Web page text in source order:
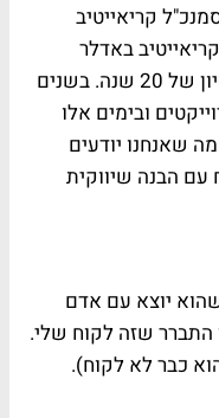
קריאייטיב
באדלר
חומסקי ובגיתם, וחיית פרסום עם נסיון של 20 שנה. בשנים
ובימים אלו
שאנחנו יודעים
עם הבנה שיווקית
יוצא עם אדם
התברר שזה לקוח שלי.
כבר לא לקוח).